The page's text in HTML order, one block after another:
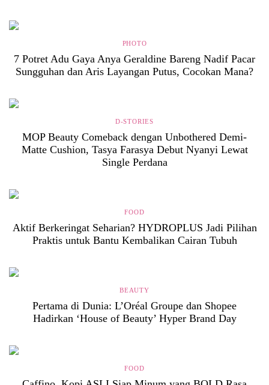
PHOTO
7 Potret Adu Gaya Anya Geraldine Bareng Nadif Pacar
Sungguhan dan Aris Layangan Putus, Cocokan Mana?
D-STORIES
MOP Beauty Comeback dengan Unbothered Demi-
Matte Cushion, Tasya Farasya Debut Nyanyi Lewat
Single Perdana
FOOD
Aktif Berkeringat Seharian? HYDROPLUS Jadi Pilihan
Praktis untuk Bantu Kembalikan Cairan Tubuh
BEAUTY
Pertama di Dunia: L’Oréal Groupe dan Shopee
Hadirkan ‘House of Beauty’ Hyper Brand Day
FOOD